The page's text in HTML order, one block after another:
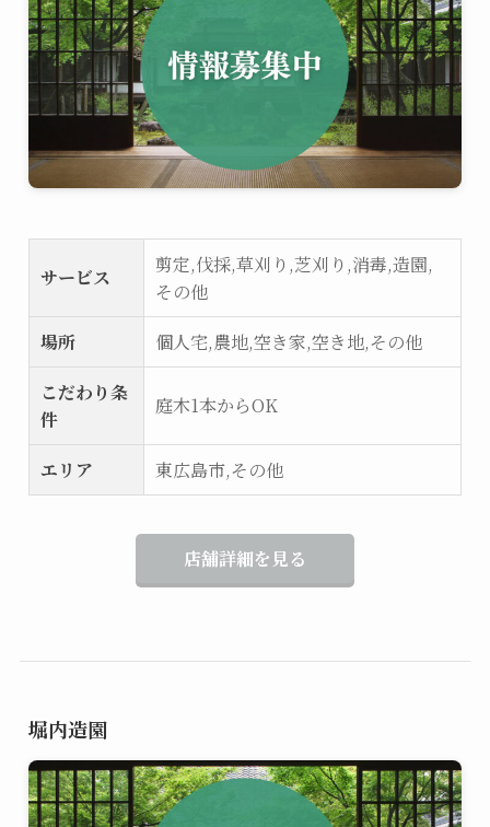
サービス
剪定,伐採,草刈り,芝刈り,消毒,造園,
その他
場所
個人宅,農地,空き家,空き地,その他
こだわり条
件
庭木1本からOK
エリア 東広島市,その他
店舗詳細を見る
堀内造園